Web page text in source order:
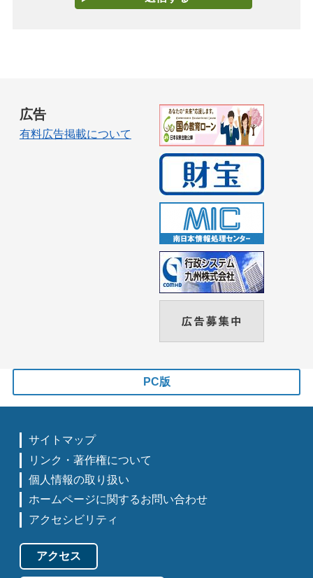
広告
有料広告掲載について
PC版
サイトマップ
リンク・著作権について
個人情報の取り扱い
ホームページに関するお問い合わせ
アクセシビリティ
アクセス